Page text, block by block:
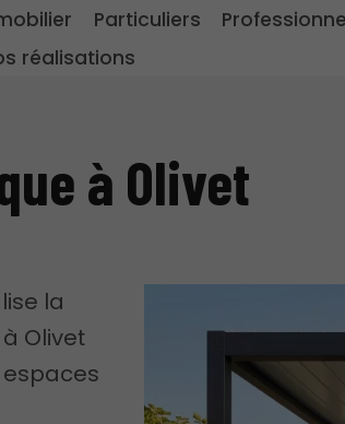
Particuliers
réalisations
à Olivet
la
Olivet